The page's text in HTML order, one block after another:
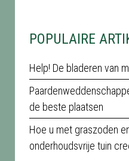
POPULAIRE
Help! De bladeren van
de beste plaatsen
Hoe u met graszoden
onderhoudsvrije tuin